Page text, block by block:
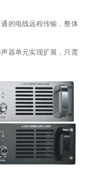
的电线远程传输，整体
器单元实现扩展，只需